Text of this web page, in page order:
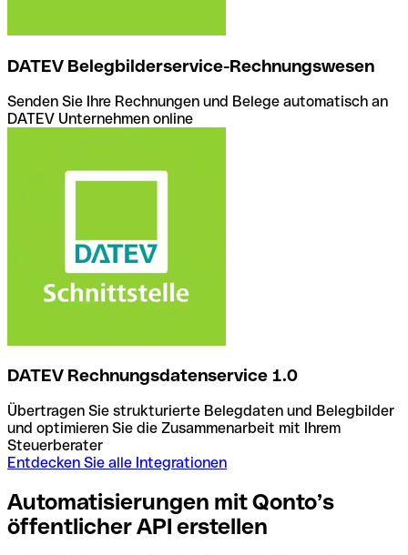
DATEV Belegbilderservice-Rechnungswesen
Senden Sie Ihre Rechnungen und Belege automatisch an
DATEV Unternehmen online
DATEV Rechnungsdatenservice 1.0
Übertragen Sie strukturierte Belegdaten und Belegbilder
und optimieren Sie die Zusammenarbeit mit Ihrem
Steuerberater
Entdecken Sie alle Integrationen
Automatisierungen mit Qonto’s
öffentlicher API erstellen